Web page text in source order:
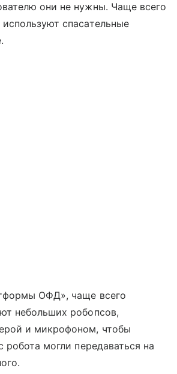
они не нужны. Чаще всего
спасательные
ОФД», чаще всего
небольших робопсов,
и микрофоном, чтобы
робота могли передаваться на